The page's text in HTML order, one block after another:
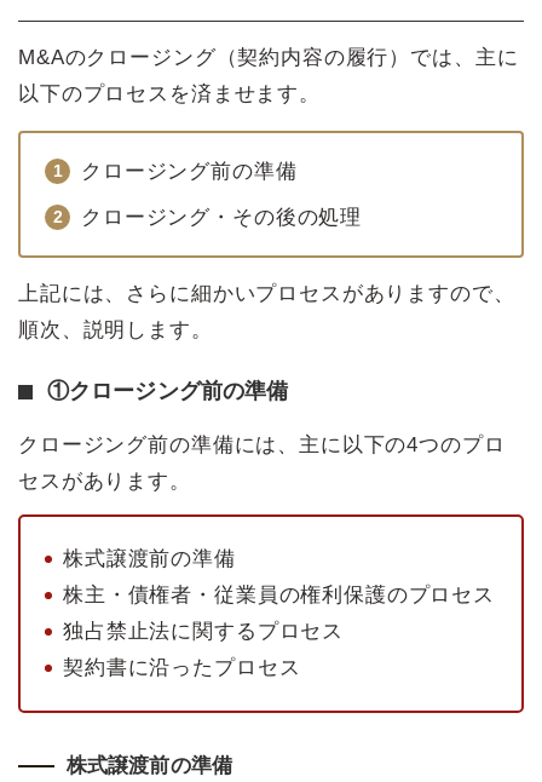
M&Aのクロージング（契約内容の履行）では、主に
以下のプロセスを済ませます。
クロージング前の準備
クロージング・その後の処理
上記には、さらに細かいプロセスがありますので、
順次、説明します。
①クロージング前の準備
クロージング前の準備には、主に以下の4つのプロ
セスがあります。
株式譲渡前の準備
株主・債権者・従業員の権利保護のプロセス
独占禁止法に関するプロセス
契約書に沿ったプロセス
株式譲渡前の準備